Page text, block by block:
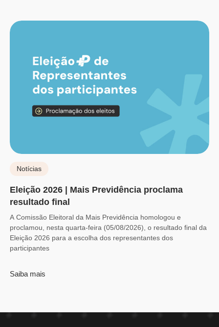
Notícias
Eleição 2026 | Mais Previdência proclama
resultado final
A Comissão Eleitoral da Mais Previdência homologou e
proclamou, nesta quarta-feira (05/08/2026), o resultado final da
Eleição 2026 para a escolha dos representantes dos
participantes
Saiba mais